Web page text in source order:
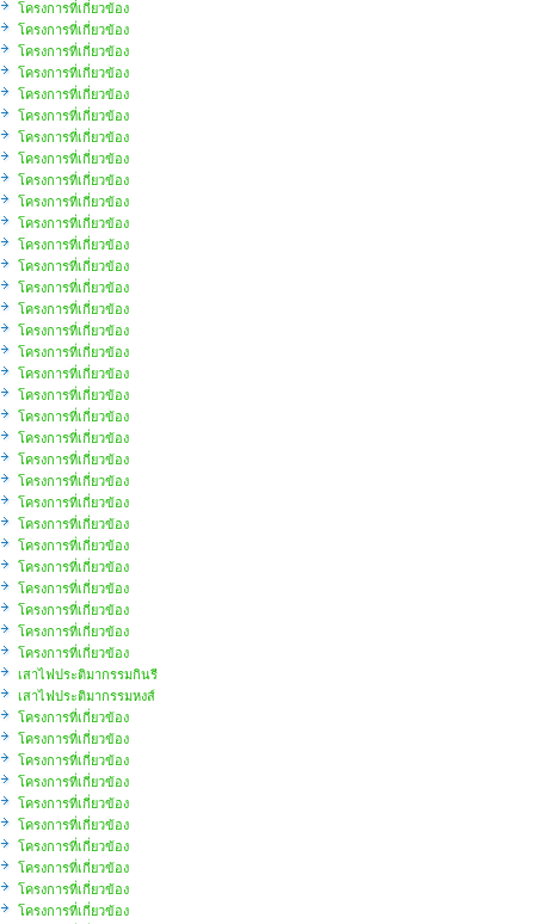
โครงการที่เกี่ยวข้อง
โครงการที่เกี่ยวข้อง
โครงการที่เกี่ยวข้อง
โครงการที่เกี่ยวข้อง
โครงการที่เกี่ยวข้อง
โครงการที่เกี่ยวข้อง
โครงการที่เกี่ยวข้อง
โครงการที่เกี่ยวข้อง
โครงการที่เกี่ยวข้อง
โครงการที่เกี่ยวข้อง
โครงการที่เกี่ยวข้อง
โครงการที่เกี่ยวข้อง
โครงการที่เกี่ยวข้อง
โครงการที่เกี่ยวข้อง
โครงการที่เกี่ยวข้อง
โครงการที่เกี่ยวข้อง
โครงการที่เกี่ยวข้อง
โครงการที่เกี่ยวข้อง
โครงการที่เกี่ยวข้อง
โครงการที่เกี่ยวข้อง
โครงการที่เกี่ยวข้อง
โครงการที่เกี่ยวข้อง
โครงการที่เกี่ยวข้อง
โครงการที่เกี่ยวข้อง
โครงการที่เกี่ยวข้อง
โครงการที่เกี่ยวข้อง
โครงการที่เกี่ยวข้อง
โครงการที่เกี่ยวข้อง
โครงการที่เกี่ยวข้อง
โครงการที่เกี่ยวข้อง
โครงการที่เกี่ยวข้อง
เสาไฟประติมากรรมกินรี
เสาไฟประติมากรรมหงส์
โครงการที่เกี่ยวข้อง
โครงการที่เกี่ยวข้อง
โครงการที่เกี่ยวข้อง
โครงการที่เกี่ยวข้อง
โครงการที่เกี่ยวข้อง
โครงการที่เกี่ยวข้อง
โครงการที่เกี่ยวข้อง
โครงการที่เกี่ยวข้อง
โครงการที่เกี่ยวข้อง
โครงการที่เกี่ยวข้อง